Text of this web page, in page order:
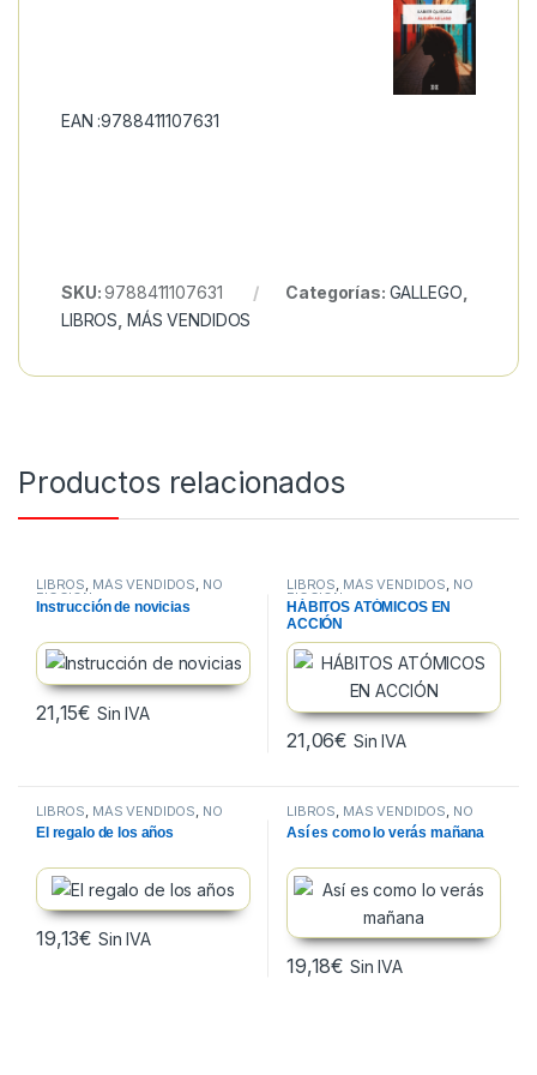
EAN :9788411107631
SKU:9788411107631 Categorías: GALLEGO
LIBROS MÁS VENDIDOS
Productos relacionados
LIBROS, MÁS VENDIDOS, NO
FICCION
Instrucción de novicias
21,15€ Sin IVA
LIBROS, MÁS VENDIDOS, NO
FICCION
HÁBITOS ATÓMICOS EN
ACCIÓN
21,06€ Sin IVA
LIBROS MÁS VENDIDOS NO
FICCION
El regalo de los años
19,13€ Sin IVA
LIBROS MÁS VENDIDOS NO
FICCION
Así es como lo verás mañana
19,18€ Sin IVA